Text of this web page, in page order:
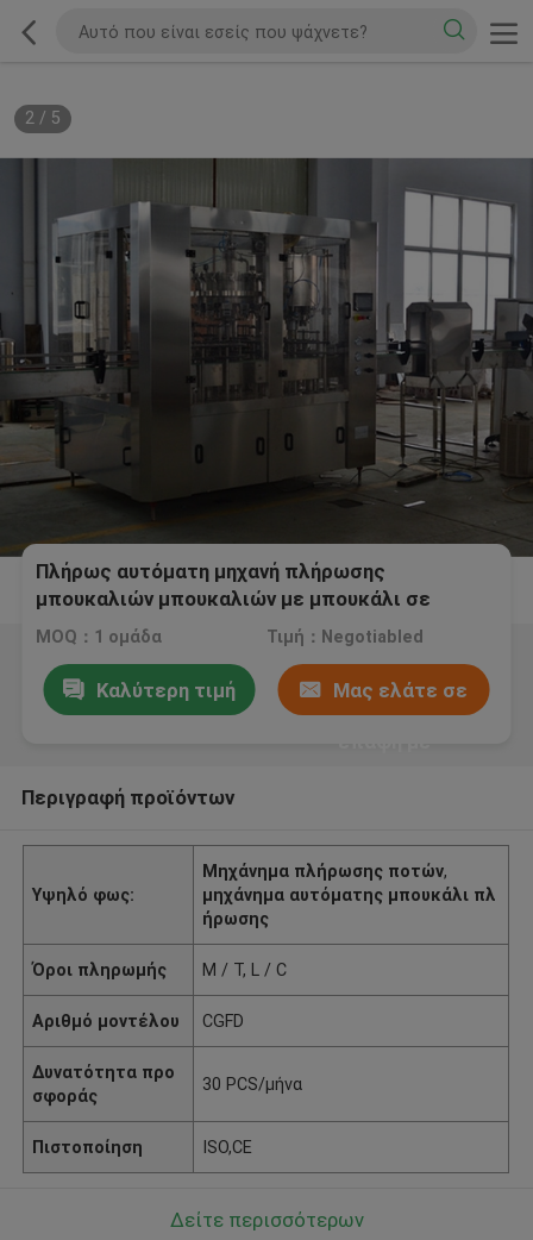
2/ 5
Πλήρως αυτόματη μηχανή πλήρωσης
μπουκαλιών μπουκαλιών με μπουκάλι σε
φιάλες γυαλιού φιαλών PET 380V
MOQ：1 ομάδα Τιμή：Negotiabled
Καλύτερη τιμή Μας ελάτε σε
Περιγραφή προϊόντων
Υψηλό φως:
Μηχάνημα πλήρωσης ποτών,
μηχάνημα αυτόματης μπουκάλι πλ
ήρωσης
Όροι πληρωμής Μ / Τ, L / C
Αριθμό μοντέλου CGFD
Δυνατότητα προ
σφοράς
30 PCS/μήνα
Πιστοποίηση ISO,CE
Δείτε περισσότερων